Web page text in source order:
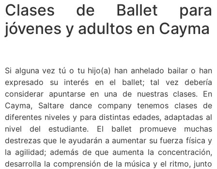
Clases de Ballet para
jóvenes y adultos en Cayma
Si alguna vez tú o tu hijo(a) han anhelado bailar o han
expresado su interés en el ballet; tal vez debería
considerar apuntarse en una de nuestras clases. En
Cayma, Saltare dance company tenemos clases de
diferentes niveles y para distintas edades, adaptadas al
nivel del estudiante. El ballet promueve muchas
destrezas que le ayudarán a aumentar su fuerza física y
la agilidad; además de que aumenta la concentración,
desarrolla la comprensión de la música y el ritmo, junto